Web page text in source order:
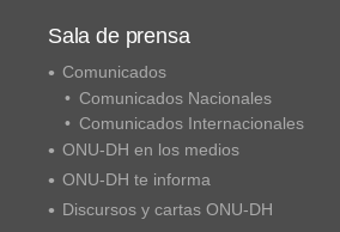
Sala de prensa
Comunicados
Comunicados Nacionales
Comunicados Internacionales
ONU-DH en los medios
ONU-DH te informa
Discursos y cartas ONU-DH